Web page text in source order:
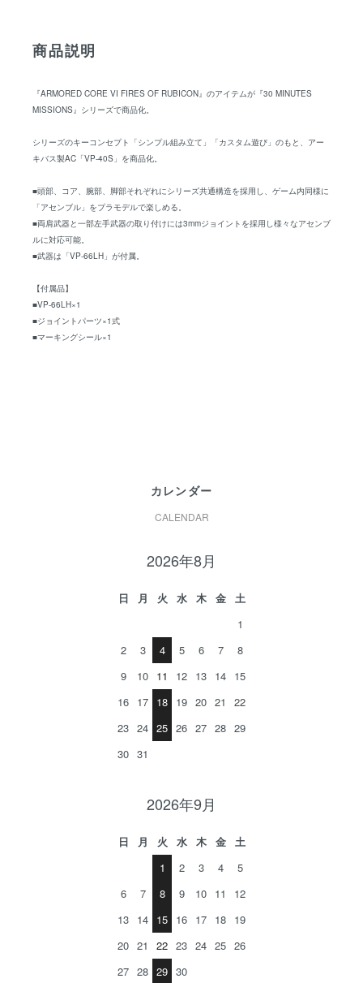
商品説明
『ARMORED CORE VI FIRES OF RUBICON』のアイテムが『30 MINUTES
MISSIONS』シリーズで商品化。
シリーズのキーコンセプト「シンプル組み立て」「カスタム遊び」のもと、アー
キバス製AC「VP-40S」を商品化。
■頭部、コア、腕部、脚部それぞれにシリーズ共通構造を採用し、ゲーム内同様に
「アセンブル」をプラモデルで楽しめる。
■両肩武器と一部左手武器の取り付けには3mmジョイントを採用し様々なアセンブ
ルに対応可能。
■武器は「VP-66LH」が付属。
【付属品】
■VP-66LH×1
■ジョイントパーツ×1式
■マーキングシール×1
カレンダー
CALENDAR
2026年8月
日 月 火 水 木 金
土
1
2
3 4 5 6 7
8
9
10 11 12 13 14 15
16 17 18 19 20 21
22
23 24 25 26 27 28 29
30 31
2026年9月
日 月 火 水 木 金
土
1
2 3 4
5
6
7 8 9 10 11
12
13 14 15 16 17 18 19
20 21 22 23 24 25 26
27 28 29 30